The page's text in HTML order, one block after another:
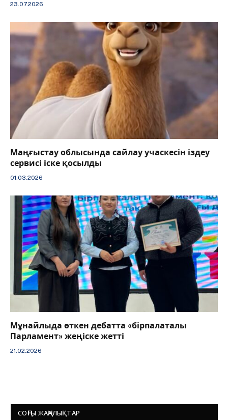
23.07.2026
Маңғыстау облысында сайлау учаскесін іздеу
сервисі іске қосылды
01.03.2026
Мұнайлыда өткен дебатта «бірпалаталы
Парламент» жеңіске жетті
21.02.2026
СОҢҒЫ ЖАҢАЛЫҚТАР